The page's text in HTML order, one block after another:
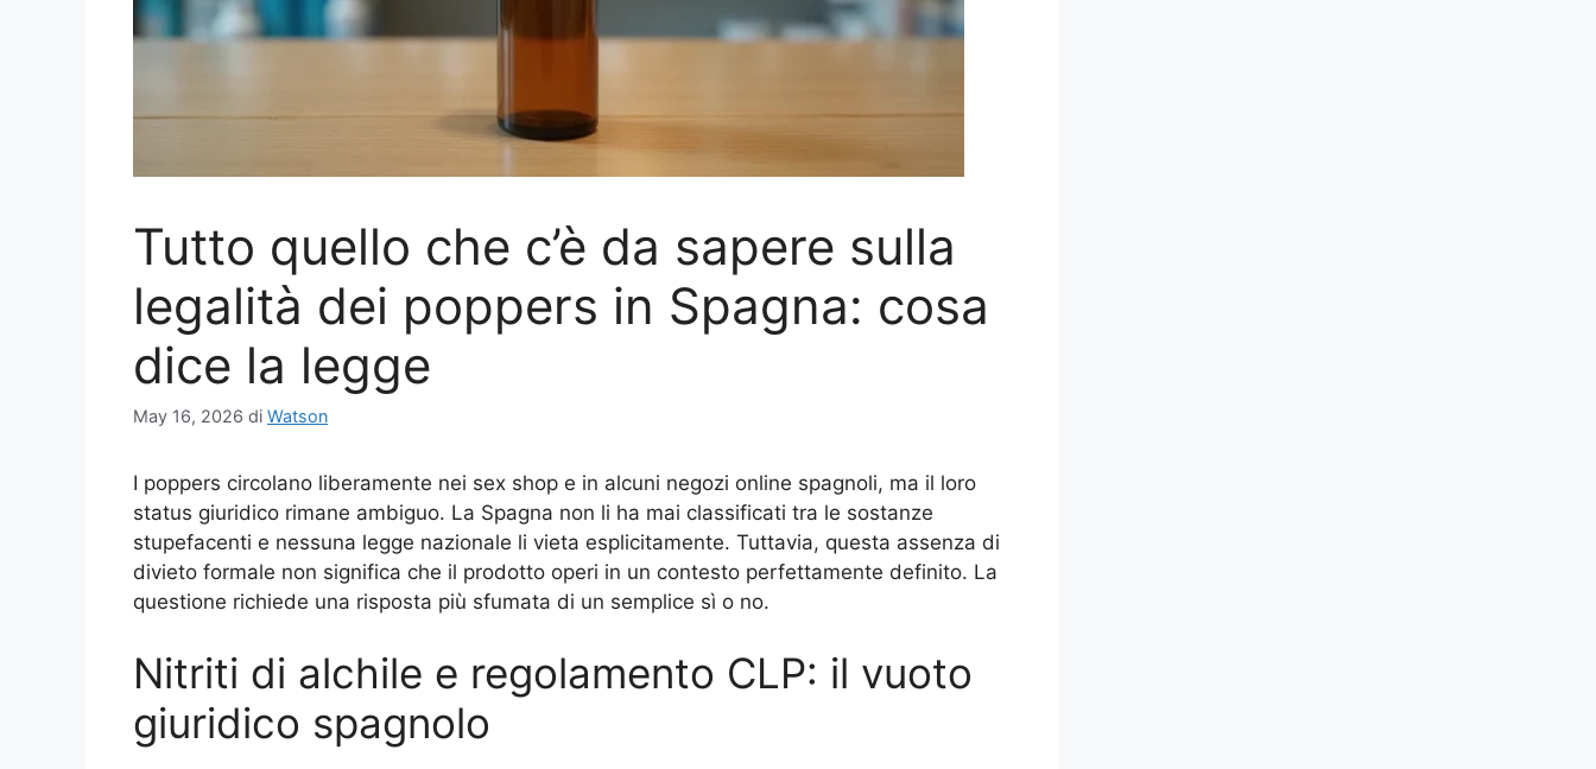
Tutto quello che c’è da sapere sulla
legalità dei poppers in Spagna: cosa
dice la legge
May 16, 2026 di Watson
I poppers circolano liberamente nei sex shop e in alcuni negozi online spagnoli, ma il loro
status giuridico rimane ambiguo. La Spagna non li ha mai classificati tra le sostanze
stupefacenti e nessuna legge nazionale li vieta esplicitamente. Tuttavia, questa assenza di
divieto formale non significa che il prodotto operi in un contesto perfettamente definito. La
questione richiede una risposta più sfumata di un semplice sì o no.
Nitriti di alchile e regolamento CLP: il vuoto
giuridico spagnolo